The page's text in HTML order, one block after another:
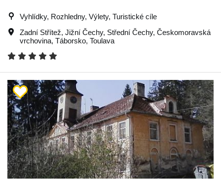
Vyhlídky, Rozhledny, Výlety, Turistické cíle
Zadní Střítež, Jižní Čechy, Střední Čechy, Českomoravská
vrchovina, Táborsko, Toulava